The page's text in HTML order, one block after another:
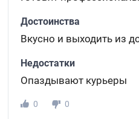
Достоинства
Вкусно и выходить из
Недостатки
Опаздывают курьеры
0
0